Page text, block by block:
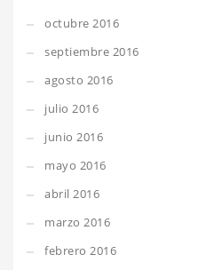
octubre 2016
septiembre 2016
agosto 2016
julio 2016
junio 2016
mayo 2016
abril 2016
marzo 2016
febrero 2016